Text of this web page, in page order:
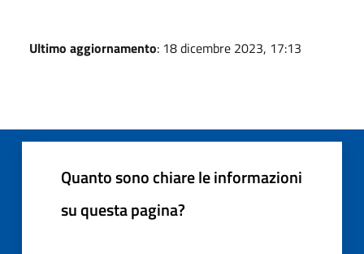
Ultimo aggiornamento: 18 dicembre 2023, 17:13
Quanto sono chiare le informazioni
su questa pagina?